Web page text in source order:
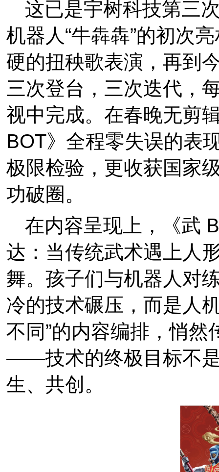
这已是宇树科技第三
机器人“牛犇犇”的初次
硬的扭秧歌表演，再到
三次登台，三次迭代，
视中完成。在春晚无剪
BOT》全程零失误的表
极限检验，更收获国家
功破圈。
在内容呈现上，《武
达：当传统武术遇上人
舞。孩子们与机器人对
冷的技术碾压，而是人
不同”的内容编排，悄
——技术的终极目标不
生、共创。